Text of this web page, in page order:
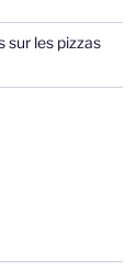
sur les pizzas